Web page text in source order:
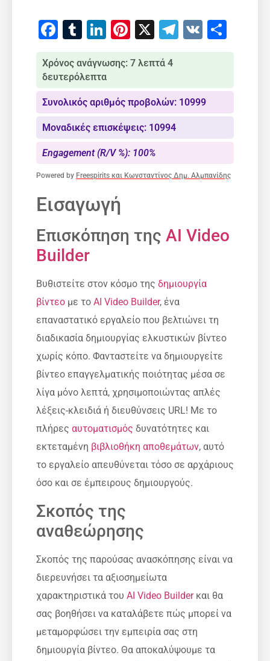
Facebook
Tumblr
LinkedIn
Pinterest
X Telegram
VK
Χρόνος ανάγνωσης: 7 λεπτά 4
δευτερόλεπτα
Συνολικός αριθμός προβολών: 10999
Μοναδικές επισκέψεις: 10994
Engagement (R/V %): 100%
Powered by Freespirits και Κωνσταντίνος Δημ. Αλμπανίδης
Εισαγωγή
Επισκόπηση της AI Video
Builder
Βυθιστείτε στον κόσμο της δημιουργία
βίντεο με το AI Video Builder, ένα
επαναστατικό εργαλείο που βελτιώνει τη
διαδικασία δημιουργίας ελκυστικών βίντεο
χωρίς κόπο. Φανταστείτε να δημιουργείτε
βίντεο επαγγελματικής ποιότητας μέσα σε
λίγα μόνο λεπτά, χρησιμοποιώντας απλές
λέξεις-κλειδιά ή διευθύνσεις URL! Με το
πλήρες αυτοματισμός δυνατότητες και
εκτεταμένη βιβλιοθήκη αποθεμάτων, αυτό
το εργαλείο απευθύνεται τόσο σε αρχάριους
όσο και σε έμπειρους δημιουργούς.
Σκοπός της
αναθεώρησης
Σκοπός της παρούσας ανασκόπησης είναι να
διερευνήσει τα αξιοσημείωτα
χαρακτηριστικά του AI Video Builderκαι θα
σας βοηθήσει να καταλάβετε πώς μπορεί να
μεταμορφώσει την εμπειρία σας στη
δημιουργία βίντεο. Θα αποκαλύψουμε τα